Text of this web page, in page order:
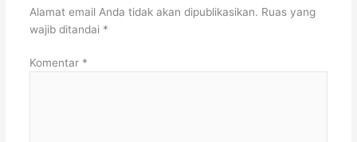
Alamat email Anda tidak akan dipublikasikan. Ruas yang
wajib ditandai *
Komentar *